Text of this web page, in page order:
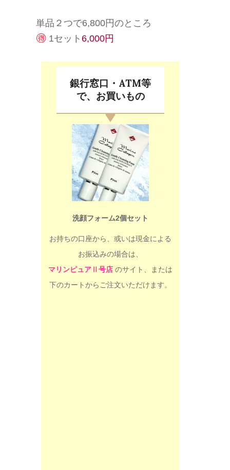
単品２つで6,800円のところ
1セット 6,000円
銀行窓口・ATM等
で、お買いもの
洗顔フォーム2個セット
お持ちの口座から、或いは現金による
お振込みの場合は、
マリンピュア Ⅱ号店 のサイト、または
下のカートからご注文いただけます。